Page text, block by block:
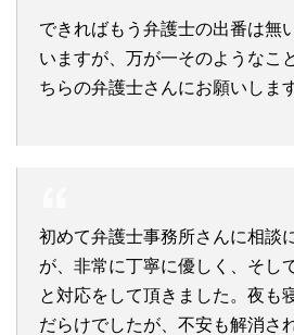
できればもう弁護士の出番は無
いますが、万が一そのようなこ
ちらの弁護士さんにお願いします
初めて弁護士事務所さんに相談
が、非常に丁寧に優しく、そし
と対応をして頂きました。夜も
だらけでしたが、不安も解消さ